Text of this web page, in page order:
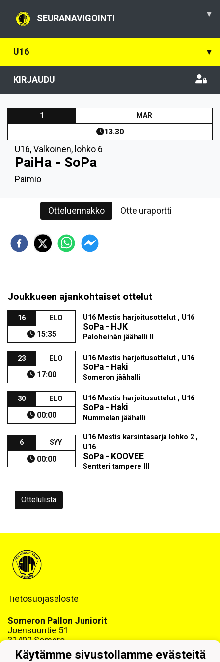
SEURANAVIGOINTI ▾
U16 ▾
KIRJAUDU
1 MAR
13.30
U16,Valkoinen, lohko 6
PaiHa - SoPa
Paimio
Otteluennakko Otteluraportti
Joukkueen ajankohtaiset ottelut
16 ELO
15:35
U16 Mestis harjoitusottelut , U16
SoPa - HJK
Paloheinän jäähalli II
23 ELO
17:00
U16 Mestis harjoitusottelut , U16
SoPa - Haki
Someron jäähalli
30 ELO
00:00
U16 Mestis harjoitusottelut , U16
SoPa - Haki
Nummelan jäähalli
6 SYY
00:00
U16 Mestis karsintasarja lohko 2 ,
U16
SoPa - KOOVEE
Sentteri tampere III
Ottelulista
Tietosuojaseloste
Someron Pallon Juniorit
Joensuuntie 51
31400 Somero
www.sopajuniorit.fi
Y-tunnus: 1468999-6
Käytämme sivustollamme evästeitä